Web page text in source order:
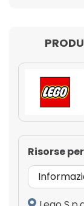
Risorse